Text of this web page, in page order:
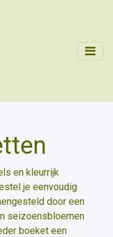
en kleurrijk
je eenvoudig
door een
seizoensbloemen
boeket een